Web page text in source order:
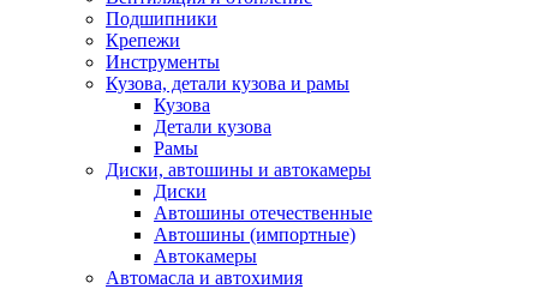
Подшипники
Крепежи
Инструменты
Кузова, детали кузова и рамы
Кузова
Детали кузова
Рамы
Диски, автошины и автокамеры
Диски
Автошины отечественные
Автошины (импортные)
Автокамеры
Автомасла и автохимия